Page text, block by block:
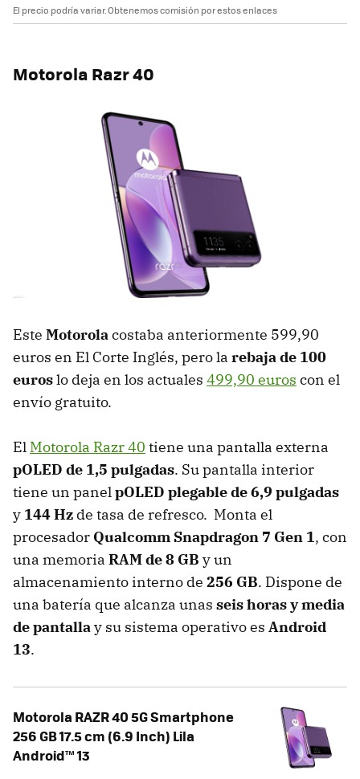
El precio podría variar. Obtenemos comisión por estos enlaces
Motorola Razr 40
Este Motorolacostaba anteriormente 599,90
euros en El Corte Inglés, pero la rebaja de 100
euroslo deja en los actuales 499,90 euros con el
envío gratuito.
El Motorola Razr 40 tiene una pantalla externa
pOLED de 1,5 pulgadas. Su pantalla interior
tiene un panelpOLED plegable de 6,9 pulgadas
y 144 Hz de tasa de refresco. Monta el
procesador Qualcomm Snapdragon 7 Gen 1, con
una memoria RAM de 8 GB y un
almacenamiento interno de 256 GB. Dispone de
una batería que alcanza unas seis horas y media
de pantallay su sistema operativo es Android
13.
Motorola RAZR 40 5G Smartphone
256 GB 17.5 cm (6.9 Inch) Lila
Android™ 13